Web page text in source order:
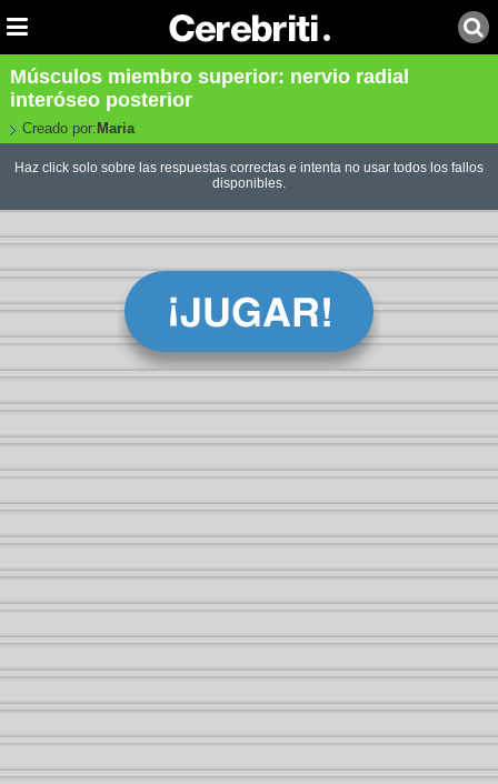
Músculos miembro superior: nervio radial
interóseo posterior
Creado por: Maria
Haz click solo sobre las respuestas correctas e intenta no usar todos los fallos
disponibles.